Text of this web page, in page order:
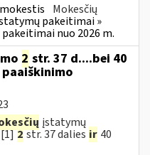
Mokesčių
pakeitimai »
nuo 2026 m.
2 str. 37 d....bei 40
įstatymų
2str. 37 dalies ir 40